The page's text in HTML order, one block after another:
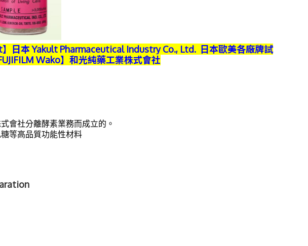
日本 Yakult Pharmaceutical Industry Co., Ltd. 日本歐美各廠牌試
Wako】和光純藥工業株式會社
會社分離酵素業務而成立的。
等高品質功能性材料